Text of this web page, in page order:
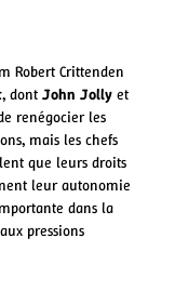
Robert Crittenden
, dont John Jolly et
renégocier les
mais les chefs
que leurs droits
leur autonomie
dans la
pressions